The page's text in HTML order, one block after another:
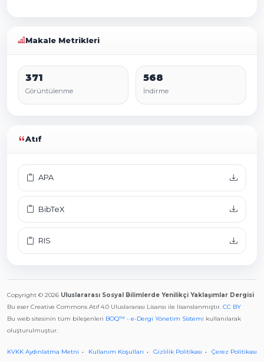
Makale Metrikleri
371
Görüntülenme
568
İndirme
Atıf
APA
BibTeX
RIS
Copyright © 2026 Uluslararası Sosyal Bilimlerde Yenilikçi Yaklaşımlar Dergisi
Bu eser Creative Commons Atıf 4.0 Uluslararası Lisansı ile lisanslanmıştır. CC BY
Bu web sitesinin tüm bileşenleri BOQ™ - e-Dergi Yönetim Sistemi kullanılarak
oluşturulmuştur.
KVKK Aydınlatma Metni Kullanım Koşulları Gizlilik Politikası Çerez Politikası